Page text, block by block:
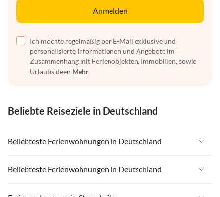
Anmelden
Ich möchte regelmäßig per E-Mail exklusive und
personalisierte Informationen und Angebote im
Zusammenhang mit Ferienobjekten, Immobilien, sowie
Urlaubsideen Mehr
Beliebte Reiseziele in Deutschland
Beliebteste Ferienwohnungen in Deutschland
Ferienwohnungen in Deutschland
Ferienwohnungen in Ostsee
Beliebteste Ferienwohnungen in Deutschland